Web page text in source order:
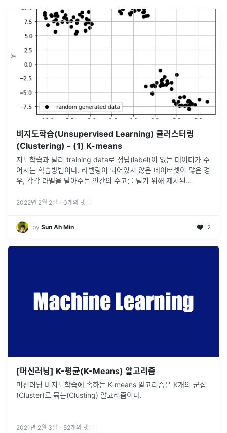
비지도학습(Unsupervised Learning) 클러스터링
(Clustering) - (1) K-means
지도학습과 달리 training data로 정답(label)이 없는 데이터가 주
어지는 학습방법이다. 라벨링이 되어있지 않은 데이터셋이 많은 경
우, 각각 라벨을 달아주는 인간의 수고를 덜기 위해 제시된
2022년 2월 2일 · 0개의 댓글
by Sun Ah Min 2
[머신러닝] K-평균(K-Means) 알고리즘
머신러닝 비지도학습에 속하는 K-means 알고리즘은 K개의 군집
(Cluster)로 묶는(Clusting) 알고리즘이다.
2021년 2월 3일 · 52개의 댓글